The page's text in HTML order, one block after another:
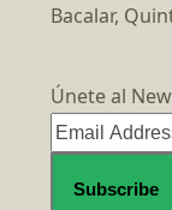
Bacalar,
Únete al